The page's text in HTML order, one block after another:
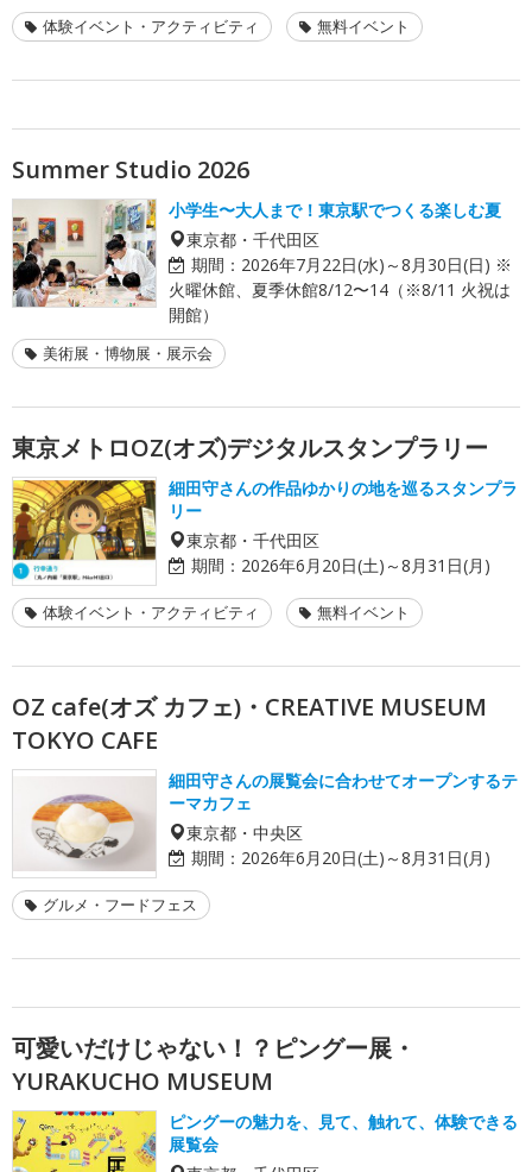
体験イベント・アクティビティ 無料イベント
Summer Studio 2026
小学生〜大人まで！東京駅でつくる楽しむ夏
東京都・千代田区
期間： 2026年7月22日(水)～8月30日(日) ※
火曜休館、夏季休館8/12〜14（※8/11 火祝は
開館）
美術展・博物展・展示会
東京メトロOZ(オズ)デジタルスタンプラリー
細田守さんの作品ゆかりの地を巡るスタンプラ
リー
東京都・千代田区
期間： 2026年6月20日(土)～8月31日(月)
体験イベント・アクティビティ 無料イベント
OZ cafe(オズ カフェ)・CREATIVE MUSEUM
TOKYO CAFE
細田守さんの展覧会に合わせてオープンするテ
ーマカフェ
東京都・中央区
期間： 2026年6月20日(土)～8月31日(月)
グルメ・フードフェス
可愛いだけじゃない！？ピングー展・
YURAKUCHO MUSEUM
ピングーの魅力を、見て、触れて、体験できる
展覧会